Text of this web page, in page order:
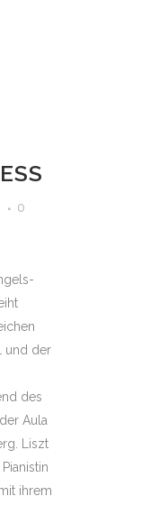
0
und der
des
Aula
Liszt
ihrem